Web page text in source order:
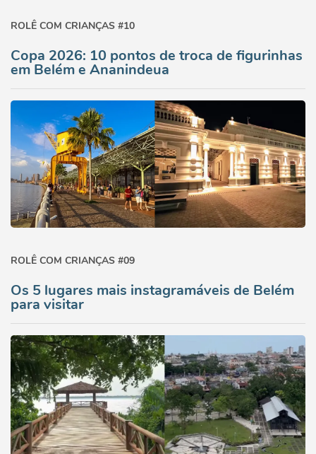
ROLÊ COM CRIANÇAS #10
Copa 2026: 10 pontos de troca de figurinhas
em Belém e Ananindeua
ROLÊ COM CRIANÇAS #09
Os 5 lugares mais instagramáveis de Belém
para visitar